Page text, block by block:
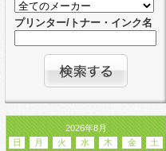
プリンター/トナー・インク名
2026年8月
日
月 火 水 木 金
土